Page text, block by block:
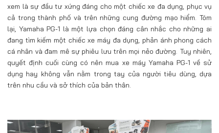
xem là sự đầu tư xứng đáng cho một chiếc xe đa dụng, phục vụ
cả trong thành phố và trên những cung đường mạo hiểm. Tóm
lại, Yamaha PG-1 là một lựa chọn đáng cân nhắc cho những ai
đang tìm kiếm một chiếc xe máy đa dụng, phản ánh phong cách
cá nhân và đam mê sự phiêu lưu trên mọi nẻo đường. Tuy nhiên,
quyết định cuối cùng có nên mua xe máy Yamaha PG-1 về sử
dụng hay không vẫn nằm trong tay của người tiêu dùng, dựa
trên nhu cầu và sở thích của bản thân.